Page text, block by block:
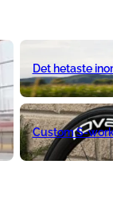
Det hetaste
Custom S-